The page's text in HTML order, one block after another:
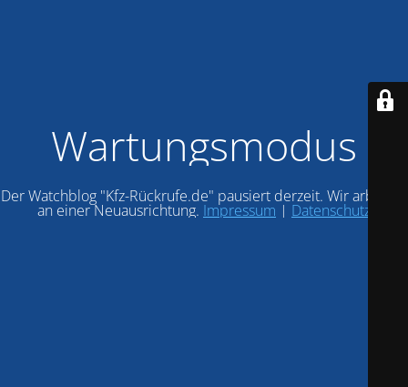
Wartungsmodus
Der Watchblog "Kfz-Rückrufe.de" pausiert derzeit. Wir arbeiten
an einer Neuausrichtung. Impressum | Datenschutz